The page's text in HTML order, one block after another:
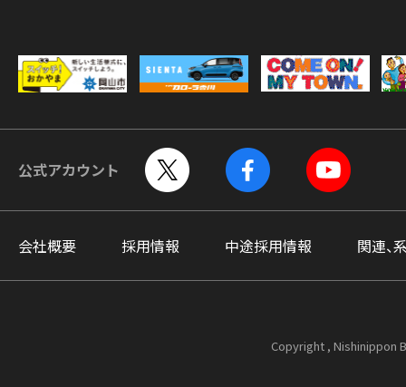
公式アカウント
会社概要 採用情報 中途採用情報 関連、
Copyright , Nishinippon